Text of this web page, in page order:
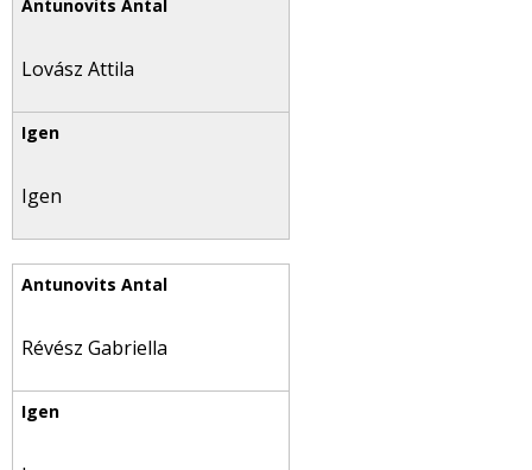
Lovász Attila
Igen
Révész Gabriella